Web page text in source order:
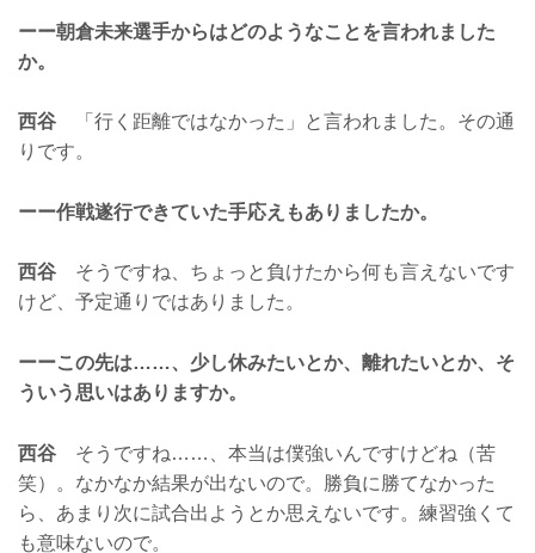
ーー朝倉未来選手からはどのようなことを言われました
か。
西谷 「行く距離ではなかった」と言われました。その通
りです。
ーー作戦遂行できていた手応えもありましたか。
西谷 そうですね、ちょっと負けたから何も言えないです
けど、予定通りではありました。
ーーこの先は……、少し休みたいとか、離れたいとか、そ
ういう思いはありますか。
西谷 そうですね……、本当は僕強いんですけどね（苦
笑）。なかなか結果が出ないので。勝負に勝てなかった
ら、あまり次に試合出ようとか思えないです。練習強くて
も意味ないので。